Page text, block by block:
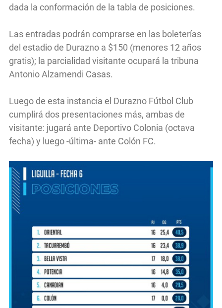
dada la conformación de la tabla de posiciones.
Las entradas podrán comprarse en las boleterías
del estadio de Durazno a $150 (menores 12 años
gratis); la parcialidad visitante ocupará la tribuna
Antonio Alzamendi Casas.
Luego de esta instancia el Durazno Fútbol Club
cumplirá dos presentaciones más, ambas de
visitante: jugará ante Deportivo Colonia (octava
fecha) y luego -última- ante Colón FC.